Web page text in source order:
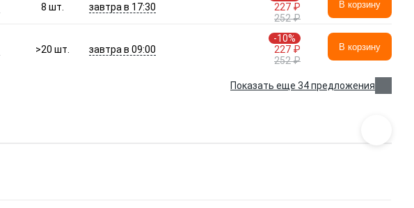
8шт. завтра в 17:30
227 ₽
252 ₽
В корзину
>20шт. завтра в 09:00
-10%
227 ₽
252 ₽
В корзину
Показать еще 34 предложения